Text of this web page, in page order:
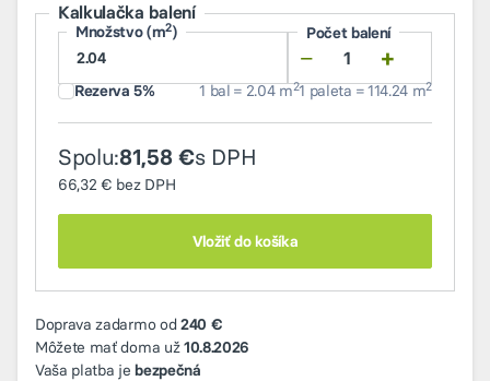
Kalkulačka balení
Množstvo (m2) Počet balení
− +
Rezerva 5% 1 bal = 2.04 m21 paleta = 114.24 m2
Spolu:81,58 €s DPH
66,32 € bez DPH
Vložiť do košíka
Doprava zadarmo od240 €
Môžete mať doma už10.8.2026
Vaša platba jebezpečná